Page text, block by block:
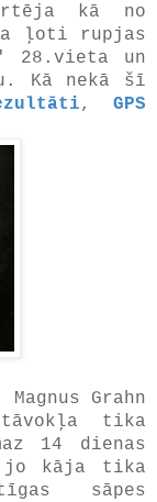
kā no
ļoti rupjas
28.vieta un
Kā nekā šī
,GPS
Grahn
tika
14 dienas
jo kāja tika
sāpes